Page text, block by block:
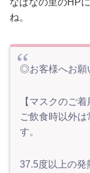
なばなの里のHP
ね。
◎お客様へお願
【マスクのご
ご飲食時以外
す。
37.5度以上の発